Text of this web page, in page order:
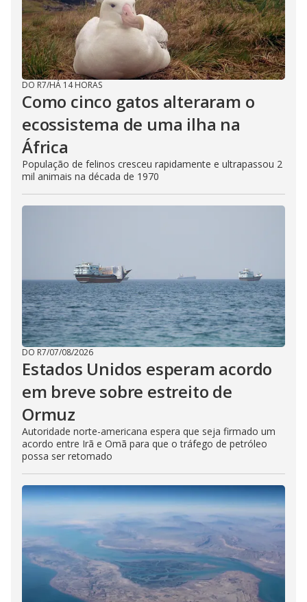
DO R7/HÁ 14 HORAS
Como cinco gatos alteraram o
ecossistema de uma ilha na
África
População de felinos cresceu rapidamente e ultrapassou 2
mil animais na década de 1970
DO R7/07/08/2026
Estados Unidos esperam acordo
em breve sobre estreito de
Ormuz
Autoridade norte-americana espera que seja firmado um
acordo entre Irã e Omã para que o tráfego de petróleo
possa ser retomado